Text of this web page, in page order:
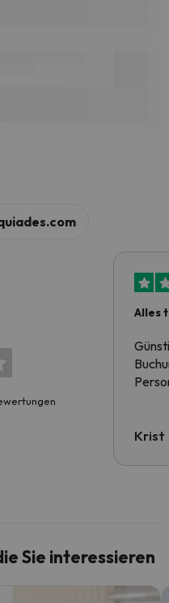
Alles
Krist
Sie interessieren